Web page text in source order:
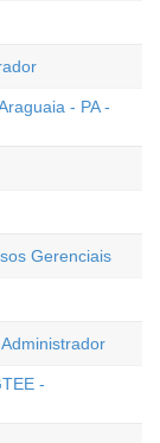
- PA -
Gerenciais
-